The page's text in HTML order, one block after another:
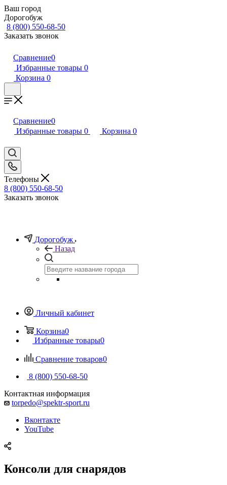
Ваш город
Дорогобуж
8 (800) 550-68-50
Заказать звонок
Сравнение0
Избранные товары 0
Корзина 0
Сравнение0
Избранные товары 0 Корзина 0
Телефоны
8 (800) 550-68-50
Заказать звонок
Дорогобуж
Назад
Личный кабинет
Корзина0
Избранные товары0
Сравнение товаров0
8 (800) 550-68-50
Контактная информация
torpedo@spektr-sport.ru
Вконтакте
YouTube
Консоли для снарядов